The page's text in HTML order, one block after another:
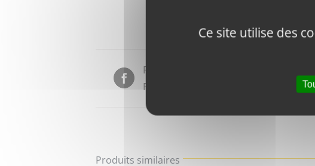
Partager sur
Facebook
Produits similaires
Ce site utilise des